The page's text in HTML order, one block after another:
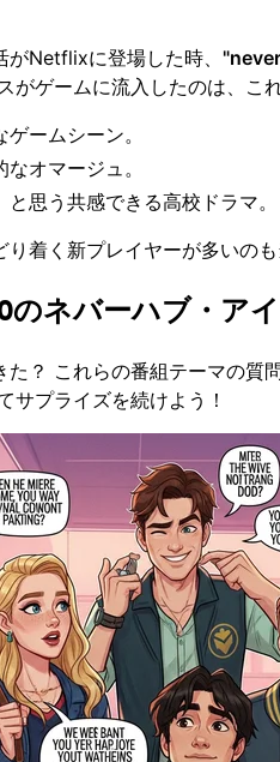
Netflixに登場した時、
ゲームに流入したのは、こ
ームシーン。
オマージュ。
思う共感できる高校ドラマ。
着く新プレイヤーが多いのも
ネバーハブ・ア
？ これらの番組テーマの質
サプライズを続けよう！